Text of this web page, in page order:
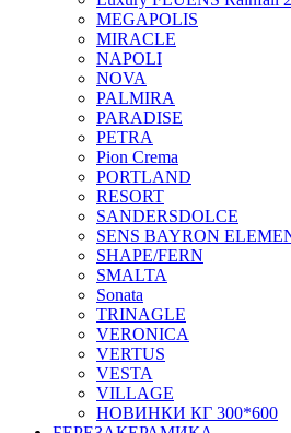
MEGAPOLIS
MIRACLE
NAPOLI
NOVA
PALMIRA
PARADISE
PETRA
Pion Crema
PORTLAND
RESORT
SANDERSDOLCE
SENS BAYRON
SHAPE/FERN
SMALTA
Sonata
TRINAGLE
VERONICA
VERTUS
VESTA
VILLAGE
НОВИНКИ КГ 300*600